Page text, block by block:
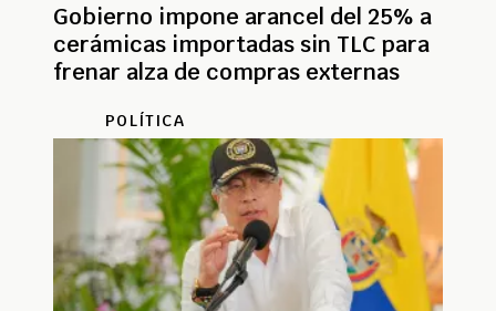
Gobierno impone arancel del 25% a
cerámicas importadas sin TLC para
frenar alza de compras externas
POLÍTICA